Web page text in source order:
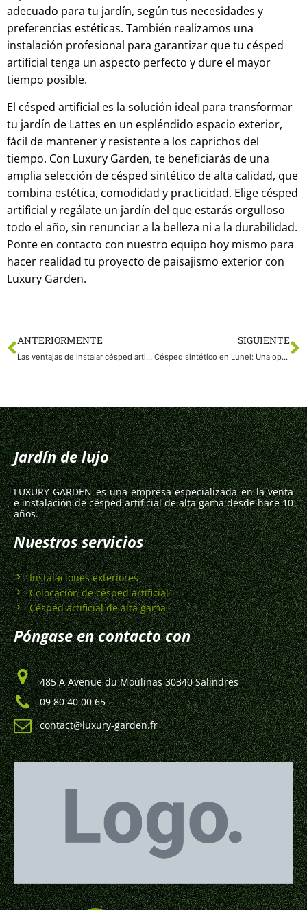
adecuado para tu jardín, según tus necesidades y
preferencias estéticas. También realizamos una
instalación profesional para garantizar que tu césped
artificial tenga un aspecto perfecto y dure el mayor
tiempo posible.
El césped artificial es la solución ideal para transformar
tu jardín de Lattes en un espléndido espacio exterior,
fácil de mantener y resistente a los caprichos del
tiempo. Con Luxury Garden, te beneficiarás de una
amplia selección de césped sintético de alta calidad, que
combina estética, comodidad y practicidad. Elige césped
artificial y regálate un jardín del que estarás orgulloso
todo el año, sin renunciar a la belleza ni a la durabilidad.
Ponte en contacto con nuestro equipo hoy mismo para
hacer realidad tu proyecto de paisajismo exterior con
Luxury Garden.
ANTERIORMENTE
Las ventajas de instalar césped artificial en Frontignan
SIGUIENTE
Césped sintético en Lunel: Una opción práctica y atractiva para tus espacios exteriores
Jardín de lujo
LUXURY GARDEN es una empresa especializada en la venta
e instalación de césped artificial de alta gama desde hace 10
años.
Nuestros servicios
Instalaciones exteriores
Colocación de césped artificial
Césped artificial de alta gama
Póngase en contacto con
485 A Avenue du Moulinas 30340 Salindres
09 80 40 00 65
contact@luxury-garden.fr